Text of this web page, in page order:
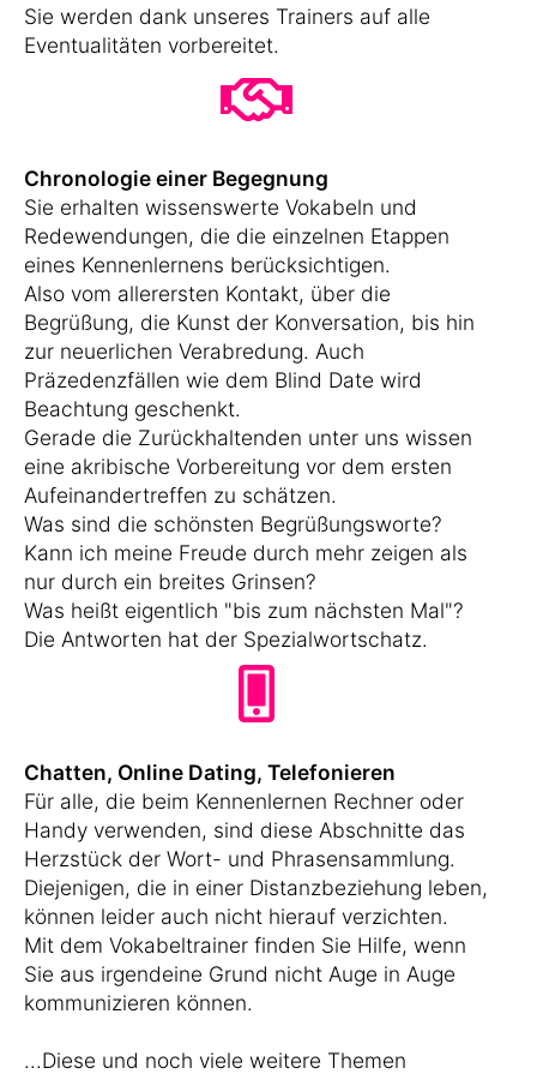
Sie werden dank unseres Trainers auf alle
Eventualitäten vorbereitet.
Chronologie einer Begegnung
Sie erhalten wissenswerte Vokabeln und
Redewendungen, die die einzelnen Etappen
eines Kennenlernens berücksichtigen.
Also vom allerersten Kontakt, über die
Begrüßung, die Kunst der Konversation, bis hin
zur neuerlichen Verabredung. Auch
Präzedenzfällen wie dem Blind Date wird
Beachtung geschenkt.
Gerade die Zurückhaltenden unter uns wissen
eine akribische Vorbereitung vor dem ersten
Aufeinandertreffen zu schätzen.
Was sind die schönsten Begrüßungsworte?
Kann ich meine Freude durch mehr zeigen als
nur durch ein breites Grinsen?
Was heißt eigentlich "bis zum nächsten Mal"?
Die Antworten hat der Spezialwortschatz.
Chatten, Online Dating, Telefonieren
Für alle, die beim Kennenlernen Rechner oder
Handy verwenden, sind diese Abschnitte das
Herzstück der Wort- und Phrasensammlung.
Diejenigen, die in einer Distanzbeziehung leben,
können leider auch nicht hierauf verzichten.
Mit dem Vokabeltrainer finden Sie Hilfe, wenn
Sie aus irgendeine Grund nicht Auge in Auge
kommunizieren können.
...Diese und noch viele weitere Themen